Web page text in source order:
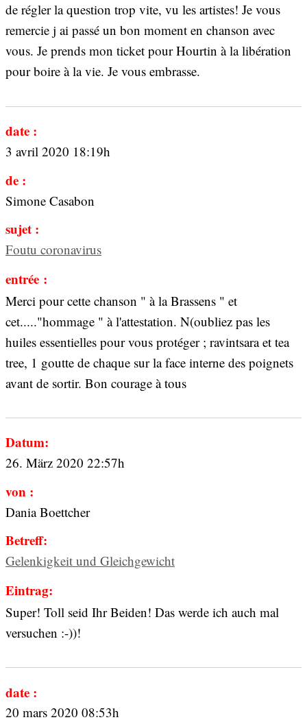
de régler la question trop vite, vu les artistes! Je vous
remercie j ai passé un bon moment en chanson avec
vous. Je prends mon ticket pour Hourtin à la libération
pour boire à la vie. Je vous embrasse.
date :
3 avril 2020 18:19h
de :
Simone Casabon
sujet :
Foutu coronavirus
entrée :
Merci pour cette chanson " à la Brassens " et
cet....."hommage " à l'attestation. N(oubliez pas les
huiles essentielles pour vous protéger ; ravintsara et tea
tree, 1 goutte de chaque sur la face interne des poignets
avant de sortir. Bon courage à tous
Datum:
26. März 2020 22:57h
von :
Dania Boettcher
Betreff:
Gelenkigkeit und Gleichgewicht
Eintrag:
Super! Toll seid Ihr Beiden! Das werde ich auch mal
versuchen :-))!
date :
20 mars 2020 08:53h